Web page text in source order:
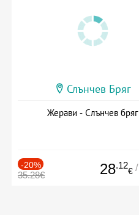
Слънчев Бряг
Жерави - Слънчев бряг
-20%
35.28€ 28.12
€ /